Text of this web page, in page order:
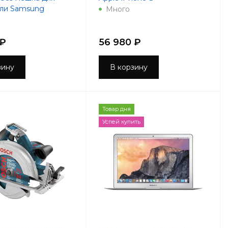
Samsung
Много
56 980 ₽
В корзину
Товар дня
Успей купить